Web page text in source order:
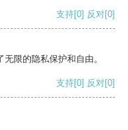
支持[0] 反对[0]
限的隐私保护和自由。
支持[0] 反对[0]